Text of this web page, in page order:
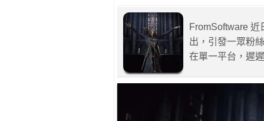
FromSoftware
出，引發一眾粉
在單一平台，遲